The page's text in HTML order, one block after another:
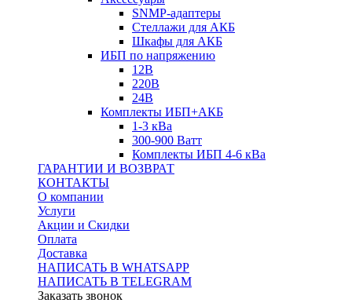
SNMP-адаптеры
Стеллажи для АКБ
Шкафы для АКБ
ИБП по напряжению
12В
220В
24В
Комплекты ИБП+АКБ
1-3 кВа
300-900 Ватт
Комплекты ИБП 4-6 кВа
ГАРАНТИИ И ВОЗВРАТ
КОНТАКТЫ
О компании
Услуги
Акции и Скидки
Оплата
Доставка
НАПИСАТЬ В WHATSAPP
НАПИСАТЬ В TELEGRAM
Заказать звонок